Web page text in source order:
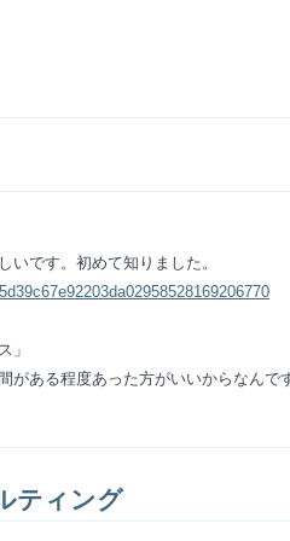
いです。初めて知りました。
」
がある程度あった方がいいからなんで
ティング